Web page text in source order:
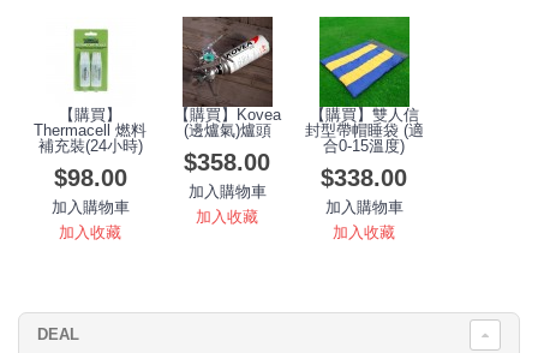
【購買】
Thermacell 燃料
補充裝(24小時)
$98.00
加入購物車
加入收藏
【購買】Kovea
(邊爐氣)爐頭
$358.00
加入購物車
加入收藏
【購買】雙人信
封型帶帽睡袋 (適
合0-15溫度)
$338.00
加入購物車
加入收藏
DEAL